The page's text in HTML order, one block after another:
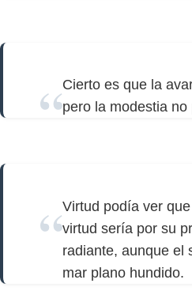
Cierto es que la
pero la modestia
Virtud podía ver
virtud sería por su
radiante, aunque el
mar plano hundido.